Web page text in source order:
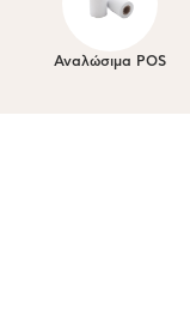
Αναλώσιμα POS